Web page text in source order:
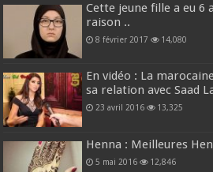
Cette jeune fille a eu 6
raison ..
8 février 2017 14,080
En vidéo : La
sa relation avec Saad
23 avril 2016 13,325
Henna : Meilleures
5 mai 2016 12,846